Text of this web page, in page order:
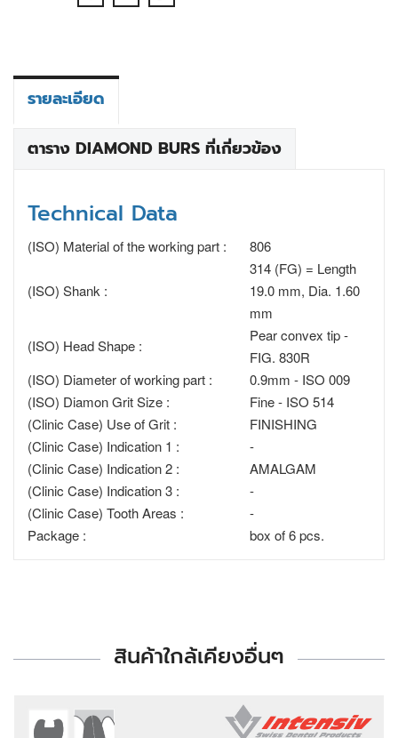
รายละเอียด
ตาราง DIAMOND BURS ที่เกี่ยวข้อง
Technical Data
(ISO) Material of the working part : 806
(ISO) Shank :
314 (FG) = Length
19.0 mm, Dia. 1.60
mm
(ISO) Head Shape :
Pear convex tip -
FIG. 830R
(ISO) Diameter of working part :
0.9mm - ISO 009
(ISO) Diamon Grit Size :
Fine - ISO 514
(Clinic Case) Use of Grit :
FINISHING
(Clinic Case) Indication 1 :
-
(Clinic Case) Indication 2 :
AMALGAM
(Clinic Case) Indication 3 :
-
(Clinic Case) Tooth Areas :
-
Package :
box of 6 pcs.
สินค้าใกล้เคียงอื่นๆ